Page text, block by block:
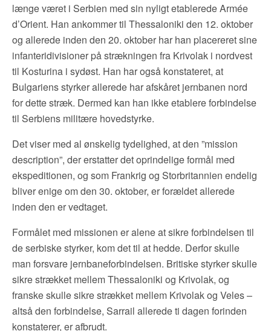
længe været i Serbien med sin nyligt etablerede Armée
d’Orient. Han ankommer til Thessaloniki den 12. oktober
og allerede inden den 20. oktober har han placereret sine
infanteridivisioner på strækningen fra Krivolak i nordvest
til Kosturina i sydøst. Han har også konstateret, at
Bulgariens styrker allerede har afskåret jernbanen nord
for dette stræk. Dermed kan han ikke etablere forbindelse
til Serbiens militære hovedstyrke.
Det viser med al ønskelig tydelighed, at den ”mission
description”, der erstatter det oprindelige formål med
ekspeditionen, og som Frankrig og Storbritannien endelig
bliver enige om den 30. oktober, er forældet allerede
inden den er vedtaget.
Formålet med missionen er alene at sikre forbindelsen til
de serbiske styrker, kom det til at hedde. Derfor skulle
man forsvare jernbaneforbindelsen. Britiske styrker skulle
sikre strækket mellem Thessaloniki og Krivolak, og
franske skulle sikre strækket mellem Krivolak og Veles –
altså den forbindelse, Sarrail allerede ti dagen forinden
konstaterer, er afbrudt.